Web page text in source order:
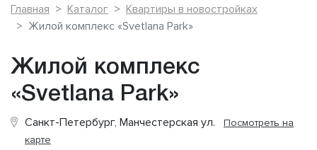
Главная Каталог
Квартиры в новостройках
Жилой комплекс «Svetlana Park»
Жилой комплекс
«Svetlana Park»
Санкт-Петербург, Манчестерская ул. Посмотреть на
карте